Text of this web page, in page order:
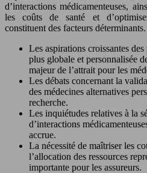
d’interactions médicamenteuses,
les coûts de santé et
constituent des facteurs déterminants.
Les aspirations croissantes
plus globale et personnalisée
majeur de l’attrait pour les
Les débats concernant la
des médecines alternatives
recherche.
Les inquiétudes relatives à la
d’interactions
accrue.
La nécessité de maîtriser les
l’allocation des ressources
importante pour les assureurs.